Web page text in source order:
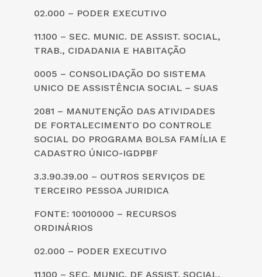
02.000 – PODER EXECUTIVO
11.100 – SEC. MUNIC. DE ASSIST. SOCIAL,
TRAB., CIDADANIA E HABITAÇÃO
0005 – CONSOLIDAÇÃO DO SISTEMA
UNICO DE ASSISTÊNCIA SOCIAL – SUAS
2081 – MANUTENÇÃO DAS ATIVIDADES
DE FORTALECIMENTO DO CONTROLE
SOCIAL DO PROGRAMA BOLSA FAMÍLIA E
CADASTRO ÚNICO-IGDPBF
3.3.90.39.00 – OUTROS SERVIÇOS DE
TERCEIRO PESSOA JURIDICA
FONTE: 10010000 – RECURSOS
ORDINÁRIOS
02.000 – PODER EXECUTIVO
11.100 – SEC. MUNIC. DE ASSIST. SOCIAL,